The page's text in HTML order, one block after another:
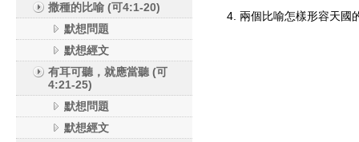
撒種的比喻 (可4:1-20)
默想問題
默想經文
有耳可聽，就應當聽 (可
4:21-25)
默想問題
默想經文
兩個比喻怎樣形容天國